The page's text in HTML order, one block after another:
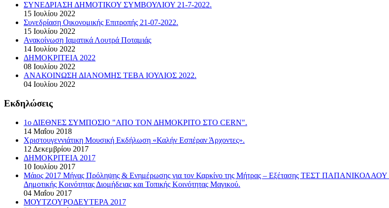
ΣΥΝΕΔΡΙΑΣΗ ΔΗΜΟΤΙΚΟΥ ΣΥΜΒΟΥΛΙΟΥ 21-7-2022.
15 Ιουλίου 2022
Συνεδρίαση Οικονομικής Επιτροπής 21-07-2022.
15 Ιουλίου 2022
Ανακοίνωση Ιαματικά Λουτρά Ποταμιάς
14 Ιουλίου 2022
ΔΗΜΟΚΡΙΤΕΙΑ 2022
08 Ιουλίου 2022
ΑΝΑΚΟΙΝΩΣΗ ΔΙΑΝΟΜΗΣ ΤΕΒΑ ΙΟΥΛΙΟΣ 2022.
04 Ιουλίου 2022
Εκδηλώσεις
1ο ΔΙΕΘΝΕΣ ΣΥΜΠΟΣΙΟ "ΑΠΟ ΤΟΝ ΔΗΜΟΚΡΙΤΟ ΣΤΟ CERN".
14 Μαΐου 2018
Χριστουγεννιάτικη Μουσική Εκδήλωση «Καλήν Εσπέραν Άρχοντες».
12 Δεκεμβρίου 2017
ΔΗΜΟΚΡΙΤΕΙΑ 2017
10 Ιουλίου 2017
Μάιος 2017 Μήνας Πρόληψης & Ενημέρωσης για τον Καρκίνο της Μήτρας – Εξέτασης ΤΕΣΤ ΠΑΠΑΝΙΚΟΛΑΟΥ
Δημοτικής Κοινότητας Διομήδειας και Τοπικής Κοινότητας Μαγικού.
04 Μαΐου 2017
ΜΟΥΤΖΟΥΡΟΔΕΥΤΕΡΑ 2017